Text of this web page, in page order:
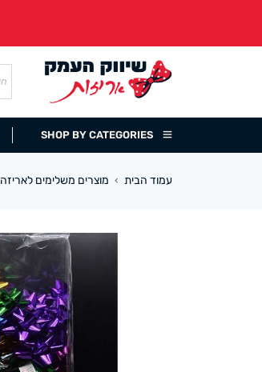
SHOP BY CATEGORIES
עמוד הבית › מוצרים משלימים לאריזה